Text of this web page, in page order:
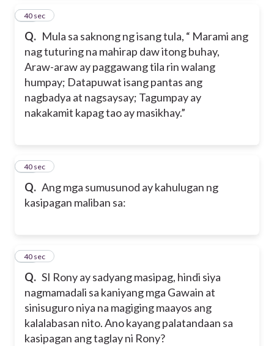
Q. Mula sa saknong ng isang tula, “ Marami ang
nag tuturing na mahirap daw itong buhay,
Araw-araw ay paggawang tila rin walang
humpay; Datapuwat isang pantas ang
nagbadya at nagsaysay; Tagumpay ay
nakakamit kapag tao ay masikhay.”
31
40 sec
Q. Ang mga sumusunod ay kahulugan ng
kasipagan maliban sa:
32
40 sec
Q. SI Rony ay sadyang masipag, hindi siya
nagmamadali sa kaniyang mga Gawain at
sinisuguro niya na magiging maayos ang
kalalabasan nito. Ano kayang palatandaan sa
kasipagan ang taglay ni Rony?
33
40 sec